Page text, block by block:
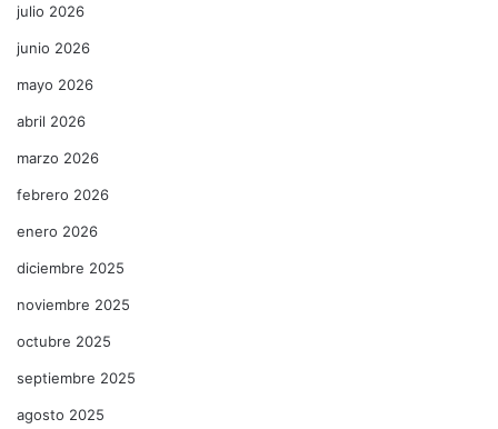
julio 2026
junio 2026
mayo 2026
abril 2026
marzo 2026
febrero 2026
enero 2026
diciembre 2025
noviembre 2025
octubre 2025
septiembre 2025
agosto 2025